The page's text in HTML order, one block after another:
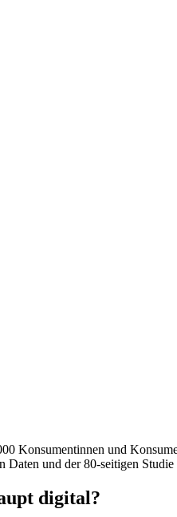
Konsumentinnen und
und der 80-seitigen
digital?